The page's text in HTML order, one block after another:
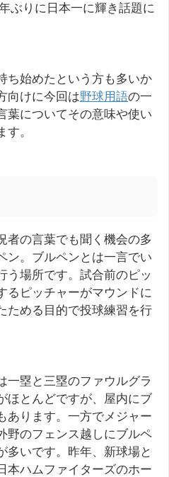
ぶりに日本一に輝き話題に
ち始めたという方も多いか
向けに今回は野球用語の一
葉についてその意味や使い
。
者の言葉でも聞く機会の多
ン。ブルペンとは一言でい
う場所です。試合前のピッ
るピッチャーがマウンドに
ためる目的で投球練習を行
一塁と三塁のファウルグラ
ほとんどですが、屋内にブ
あります。一方でメジャー
野のフェンス越しにブルペ
多いです。昨年、新球場と
本ハムファイターズのホー